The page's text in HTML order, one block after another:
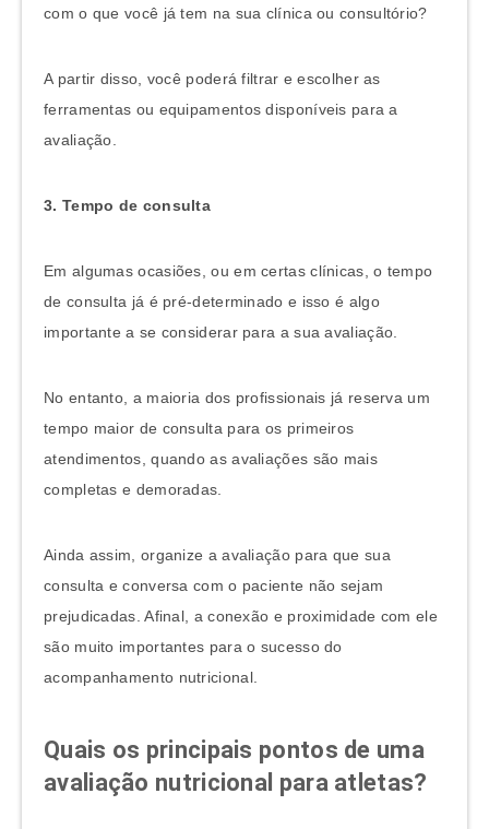
com o que você já tem na sua clínica ou consultório?
A partir disso, você poderá filtrar e escolher as
ferramentas ou equipamentos disponíveis para a
avaliação.
3. Tempo de consulta
Em algumas ocasiões, ou em certas clínicas, o tempo
de consulta já é pré-determinado e isso é algo
importante a se considerar para a sua avaliação.
No entanto, a maioria dos profissionais já reserva um
tempo maior de consulta para os primeiros
atendimentos, quando as avaliações são mais
completas e demoradas.
Ainda assim, organize a avaliação para que sua
consulta e conversa com o paciente não sejam
prejudicadas. Afinal, a conexão e proximidade com ele
são muito importantes para o sucesso do
acompanhamento nutricional.
Quais os principais pontos de uma
avaliação nutricional para atletas?